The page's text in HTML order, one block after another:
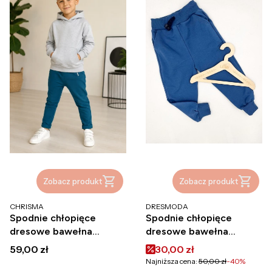
Zobacz produkt
PRODUCENT
CHRISMA
Spodnie chłopięce
dresowe bawełna
polskie baggy chłopięce
Cena
59,00 zł
Zobacz produkt
PRODUCENT
DRESMODA
Spodnie chłopięce
dresowe bawełna
polskie Dresmoda
Cena promocyjna
30,00 zł
Najniższa cena: 50,00 zł-40%